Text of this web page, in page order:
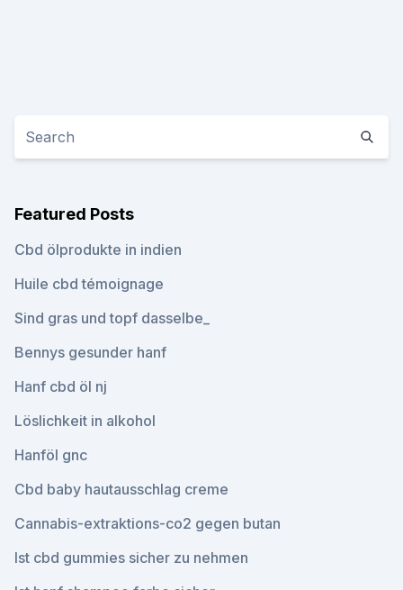
Featured Posts
Cbd ölprodukte in indien
Huile cbd témoignage
Sind gras und topf dasselbe_
Bennys gesunder hanf
Hanf cbd öl nj
Löslichkeit in alkohol
Hanföl gnc
Cbd baby hautausschlag creme
Cannabis-extraktions-co2 gegen butan
Ist cbd gummies sicher zu nehmen